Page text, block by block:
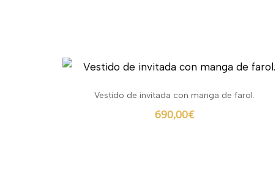
Vestido de invitada con manga de farol.
690,00€